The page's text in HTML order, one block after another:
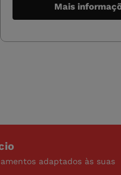
Mais
adaptados às suas